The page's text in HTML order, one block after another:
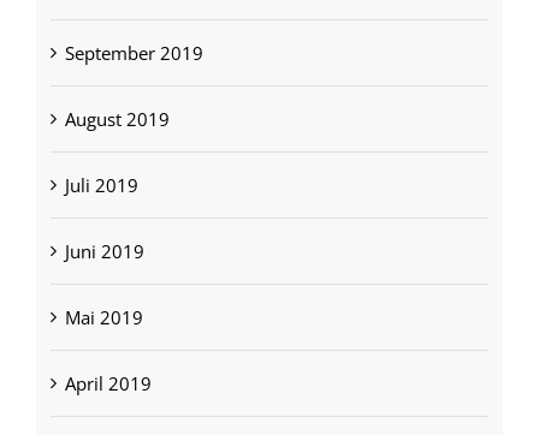
September 2019
August 2019
Juli 2019
Juni 2019
Mai 2019
April 2019